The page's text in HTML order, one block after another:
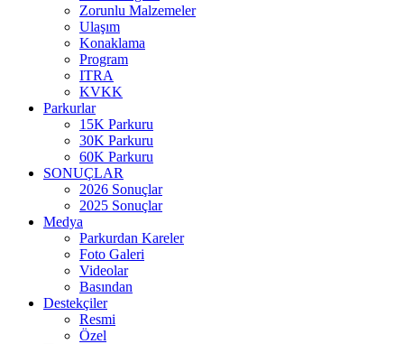
Zorunlu Malzemeler
Ulaşım
Konaklama
Program
ITRA
KVKK
Parkurlar
15K Parkuru
30K Parkuru
60K Parkuru
SONUÇLAR
2026 Sonuçlar
2025 Sonuçlar
Medya
Parkurdan Kareler
Foto Galeri
Videolar
Basından
Destekçiler
Resmi
Özel